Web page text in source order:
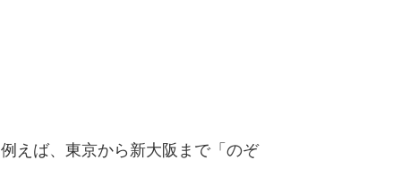
えば、東京から新大阪まで「のぞ